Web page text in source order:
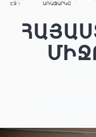
ԷՋ ԱՌԱՋԱՐԿԸ